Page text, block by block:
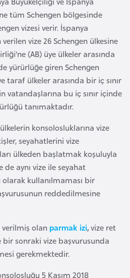
tüm Schengen bölgesinde
vizesi verir. İspanya
vize 26 Schengen ülkesine
(AB) üye ülkeler arasında
yürürlüğe giren Schengen
taraf ülkeler arasında bir iç sınır
bu iç sınır içinde
tanımaktadır.
konsolosluklarına vize
seyahatlerini vize
ülkeden başlatmak koşuluyla
aynı vize ile seyahat
kullanılmaması bir
reddedilmesine
verilmiş olan parmak izi,vize ret
bir sonraki vize başvurusunda
gerekmektedir.
5 Kasım 2018